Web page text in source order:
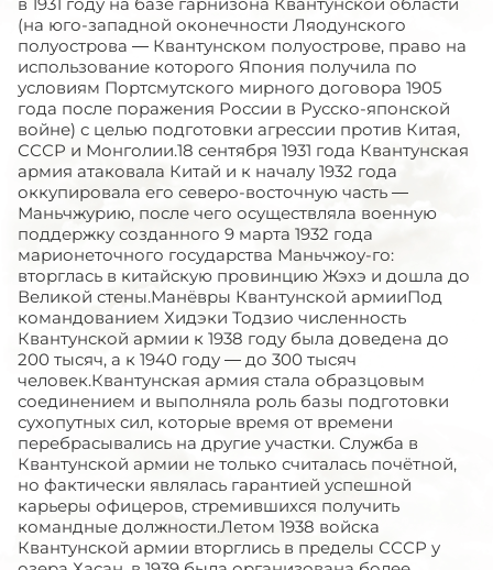
(на юго-западной оконечности Ляодунского
полуострова — Квантунском полуострове, право на
использование которого Япония получила по
условиям Портсмутского мирного договора 1905
года после поражения России в Русско-японской
войне) с целью подготовки агрессии против Китая,
СССР и Монголии.18 сентября 1931 года Квантунская
армия атаковала Китай и к началу 1932 года
оккупировала его северо-восточную часть —
Маньчжурию, после чего осуществляла военную
поддержку созданного 9 марта 1932 года
марионеточного государства Маньчжоу-го:
вторглась в китайскую провинцию Жэхэ и дошла до
Великой стены.Манёвры Квантунской армииПод
командованием Хидэки Тодзио численность
Квантунской армии к 1938 году была доведена до
200 тысяч, а к 1940 году — до 300 тысяч
человек.Квантунская армия стала образцовым
соединением и выполняла роль базы подготовки
сухопутных сил, которые время от времени
перебрасывались на другие участки. Служба в
Квантунской армии не только считалась почётной,
но фактически являлась гарантией успешной
карьеры офицеров, стремившихся получить
командные должности.Летом 1938 войска
Квантунской армии вторглись в пределы СССР у